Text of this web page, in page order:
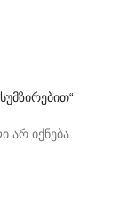
არ იქნება.